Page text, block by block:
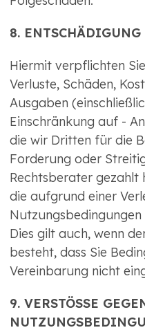
8. ENTSCHÄDIGUNG
Hiermit verpflichten
Verluste, Schäden,
Ausgaben
Einschränkung auf -
die wir Dritten für die
Forderung oder
Rechtsberater gezahlt
die aufgrund einer
Dies gilt auch, wenn
besteht, dass Sie
Vereinbarung nicht
9. VERSTÖSSE